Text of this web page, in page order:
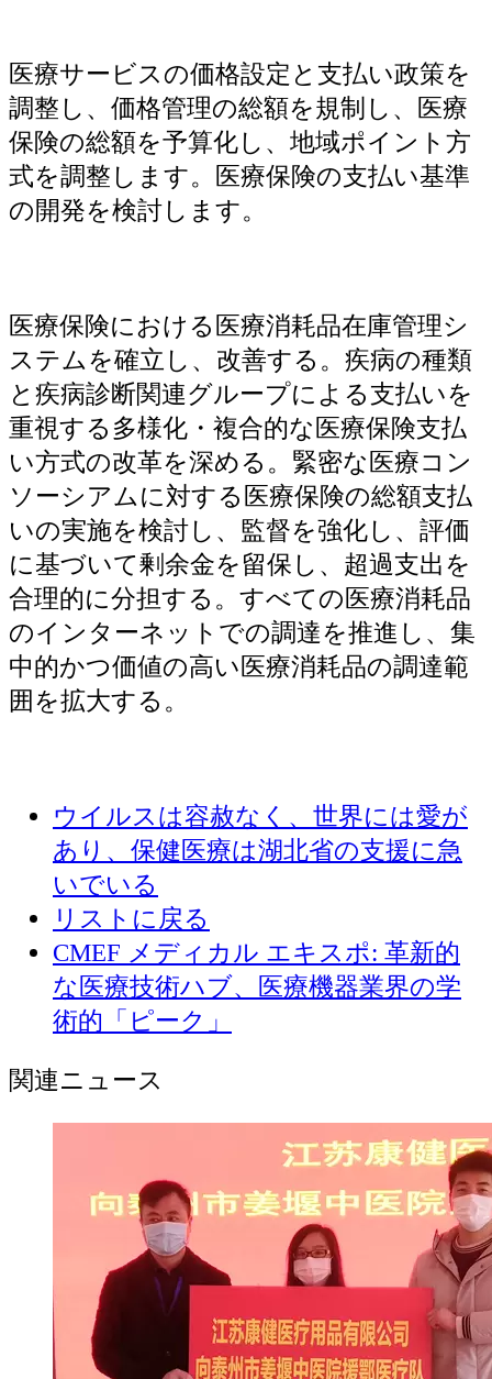
医療サービスの価格設定と支払い政策を
調整し、価格管理の総額を規制し、医療
保険の総額を予算化し、地域ポイント方
式を調整します。医療保険の支払い基準
の開発を検討します。
医療保険における医療消耗品在庫管理シ
ステムを確立し、改善する。疾病の種類
と疾病診断関連グループによる支払いを
重視する多様化・複合的な医療保険支払
い方式の改革を深める。緊密な医療コン
ソーシアムに対する医療保険の総額支払
いの実施を検討し、監督を強化し、評価
に基づいて剰余金を留保し、超過支出を
合理的に分担する。すべての医療消耗品
のインターネットでの調達を推進し、集
中的かつ価値の高い医療消耗品の調達範
囲を拡大する。
ウイルスは容赦なく、世界には愛が
あり、保健医療は湖北省の支援に急
いでいる
リストに戻る
CMEF メディカル エキスポ: 革新的
な医療技術ハブ、医療機器業界の学
術的「ピーク」
関連ニュース